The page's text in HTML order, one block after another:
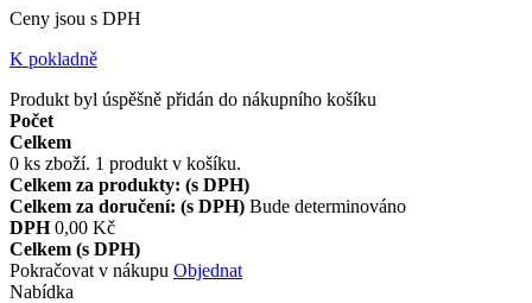
Ceny jsou s DPH
K pokladně
Produkt byl úspěšně přidán do nákupního košíku
Počet
Celkem
0 ks zboží. 1 produkt v košíku.
Celkem za produkty: (s DPH)
Celkem za doručení: (s DPH) Bude determinováno
DPH 0,00 Kč
Celkem (s DPH)
Pokračovat v nákupu Objednat
Nabídka